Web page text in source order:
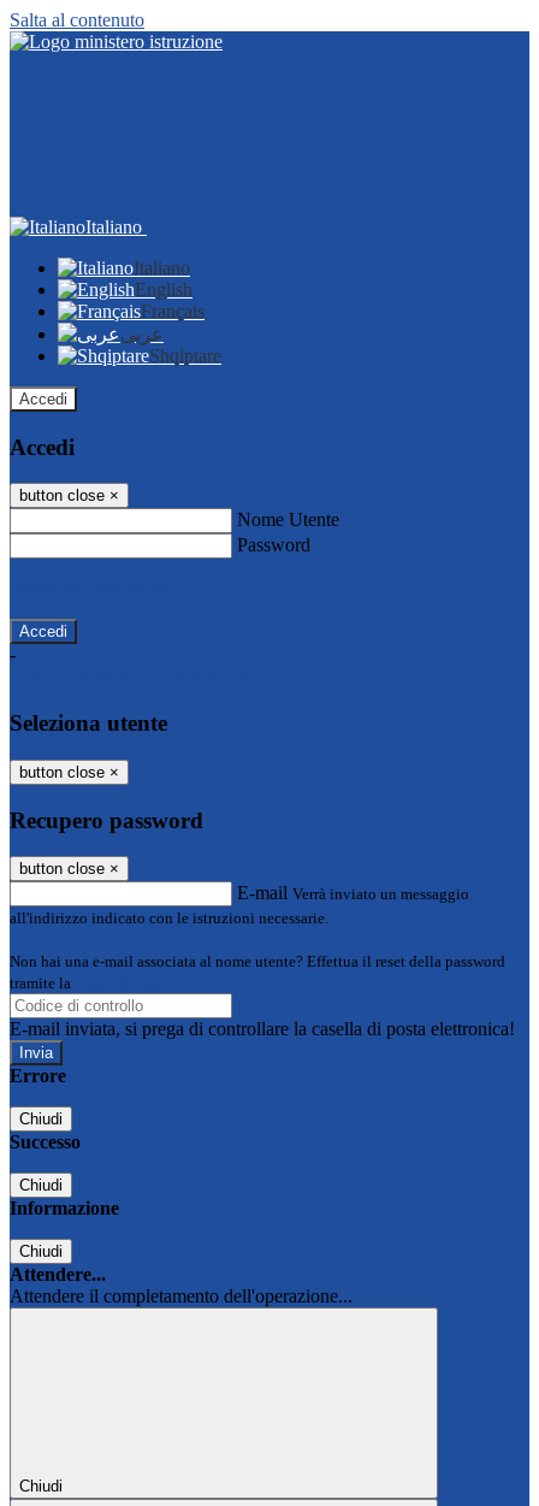
Salta al contenuto
Italiano
Italiano
English
Français
عربى
Shqiptare
Accedi
Accedi
button close ×
Nome Utente
Password
-
Seleziona utente
button close ×
Recupero password
button close ×
E-mail Verrà inviato un messaggio
all'indirizzo indicato con le istruzioni necessarie.
Non hai una e-mail associata al nome utente? Effettua il reset della password
tramite la
E-mail inviata, si prega di controllare la casella di posta elettronica!
Errore
Chiudi
Successo
Chiudi
Informazione
Chiudi
Attendere...
Attendere il completamento dell'operazione...
Chiudi